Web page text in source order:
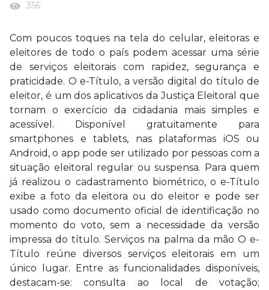
356
Com poucos toques na tela do celular, eleitoras e
eleitores de todo o país podem acessar uma série
de serviços eleitorais com rapidez, segurança e
praticidade. O e-Título, a versão digital do título de
eleitor, é um dos aplicativos da Justiça Eleitoral que
tornam o exercício da cidadania mais simples e
acessível. Disponível gratuitamente para
smartphones e tablets, nas plataformas iOS ou
Android, o app pode ser utilizado por pessoas com a
situação eleitoral regular ou suspensa. Para quem
já realizou o cadastramento biométrico, o e-Título
exibe a foto da eleitora ou do eleitor e pode ser
usado como documento oficial de identificação no
momento do voto, sem a necessidade da versão
impressa do título. Serviços na palma da mão O e-
Título reúne diversos serviços eleitorais em um
único lugar. Entre as funcionalidades disponíveis,
destacam-se: consulta ao local de votação;